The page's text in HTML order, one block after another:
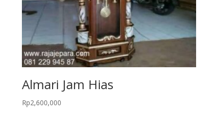
Almari Jam Hias
Rp2,600,000